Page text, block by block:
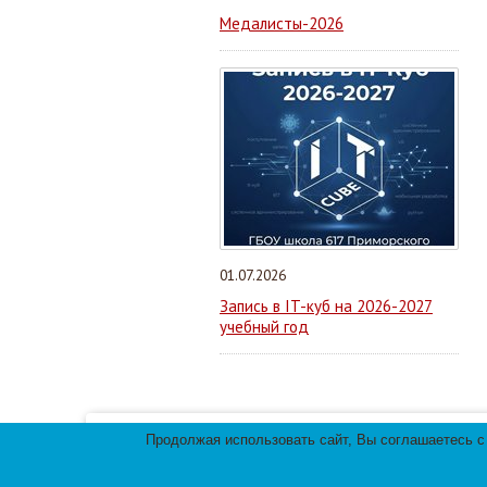
Медалисты-2026
01.07.2026
Запись в IT-куб на 2026-2027
учебный год
Продолжая использовать сайт, Вы соглашаетесь
Мы используем файлы cookies для